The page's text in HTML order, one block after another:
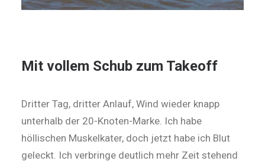
Mit vollem Schub zum Takeoff
Dritter Tag, dritter Anlauf, Wind wieder knapp
unterhalb der 20-Knoten-Marke. Ich habe
höllischen Muskelkater, doch jetzt habe ich Blut
geleckt. Ich verbringe deutlich mehr Zeit stehend